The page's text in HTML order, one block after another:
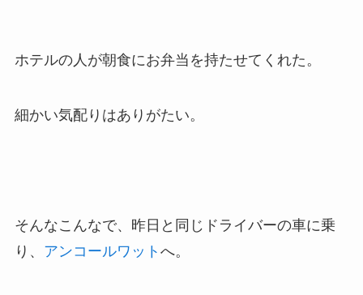
ホテルの人が朝食にお弁当を持たせてくれた。
細かい気配りはありがたい。
そんなこんなで、昨日と同じドライバーの車に乗
り、 アンコールワット へ。